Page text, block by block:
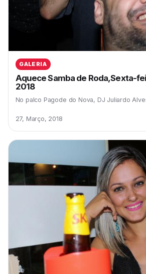
GALERIA
Aquece Samba de Roda,Sexta-
2018
No palco Pagode do Nova, DJ Juliardo
27, Março, 2018